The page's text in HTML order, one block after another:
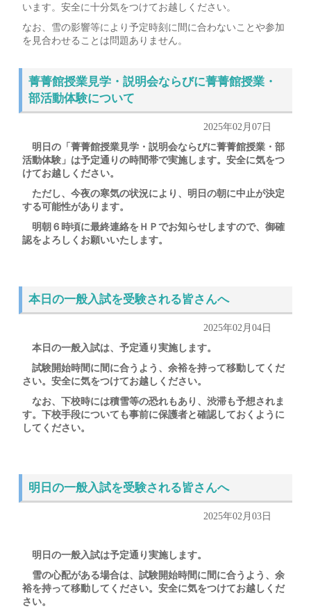
います。安全に十分気をつけてお越しください。
なお、雪の影響等により予定時刻に間に合わないことや参加
を見合わせることは問題ありません。
菁菁館授業見学・説明会ならびに菁菁館授業・
部活動体験について
2025年02月07日
明日の「菁菁館授業見学・説明会ならびに菁菁館授業・部
活動体験」は予定通りの時間帯で実施します。安全に気をつ
けてお越しください。
ただし、今夜の寒気の状況により、明日の朝に中止が決定
する可能性があります。
明朝６時頃に最終連絡をＨＰでお知らせしますので、御確
認をよろしくお願いいたします。
本日の一般入試を受験される皆さんへ
2025年02月04日
本日の一般入試は、予定通り実施します。
試験開始時間に間に合うよう、余裕を持って移動してくだ
さい。安全に気をつけてお越しください。
なお、下校時には積雪等の恐れもあり、渋滞も予想されま
す。下校手段についても事前に保護者と確認しておくように
してください。
明日の一般入試を受験される皆さんへ
2025年02月03日
明日の一般入試は予定通り実施します。
雪の心配がある場合は、試験開始時間に間に合うよう、余
裕を持って移動してください。安全に気をつけてお越しくだ
さい。